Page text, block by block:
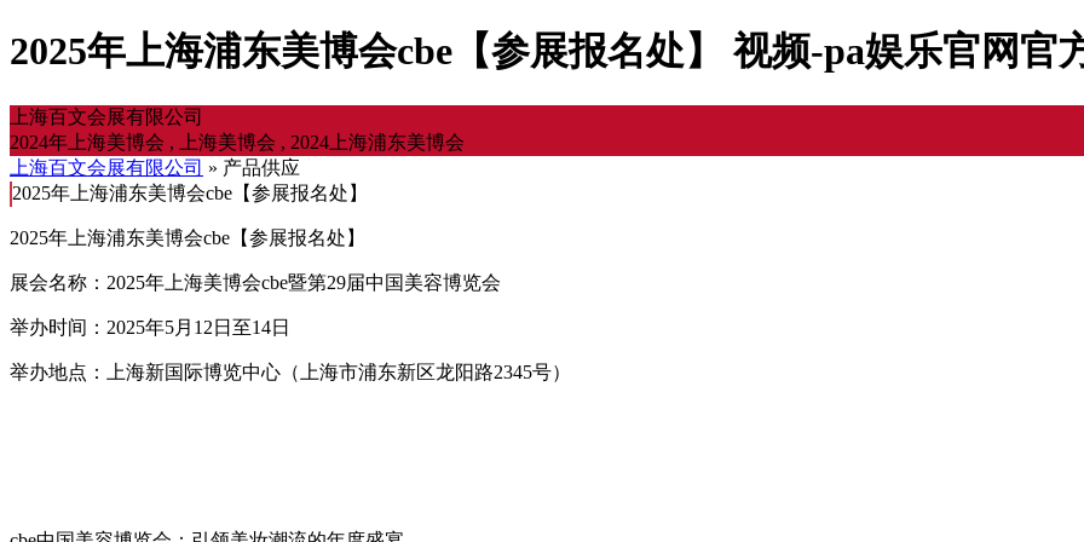
2025年上海浦东美博会cbe【参展报名处】 视频-pa娱乐官网官
上海百文会展有限公司
2024年上海美博会 , 上海美博会 , 2024上海浦东美博会
上海百文会展有限公司 » 产品供应
2025年上海浦东美博会cbe【参展报名处】
2025年上海浦东美博会cbe【参展报名处】
展会名称：2025年上海美博会cbe暨第29届中国美容博览会
举办时间：2025年5月12日至14日
举办地点：上海新国际博览中心（上海市浦东新区龙阳路2345号）